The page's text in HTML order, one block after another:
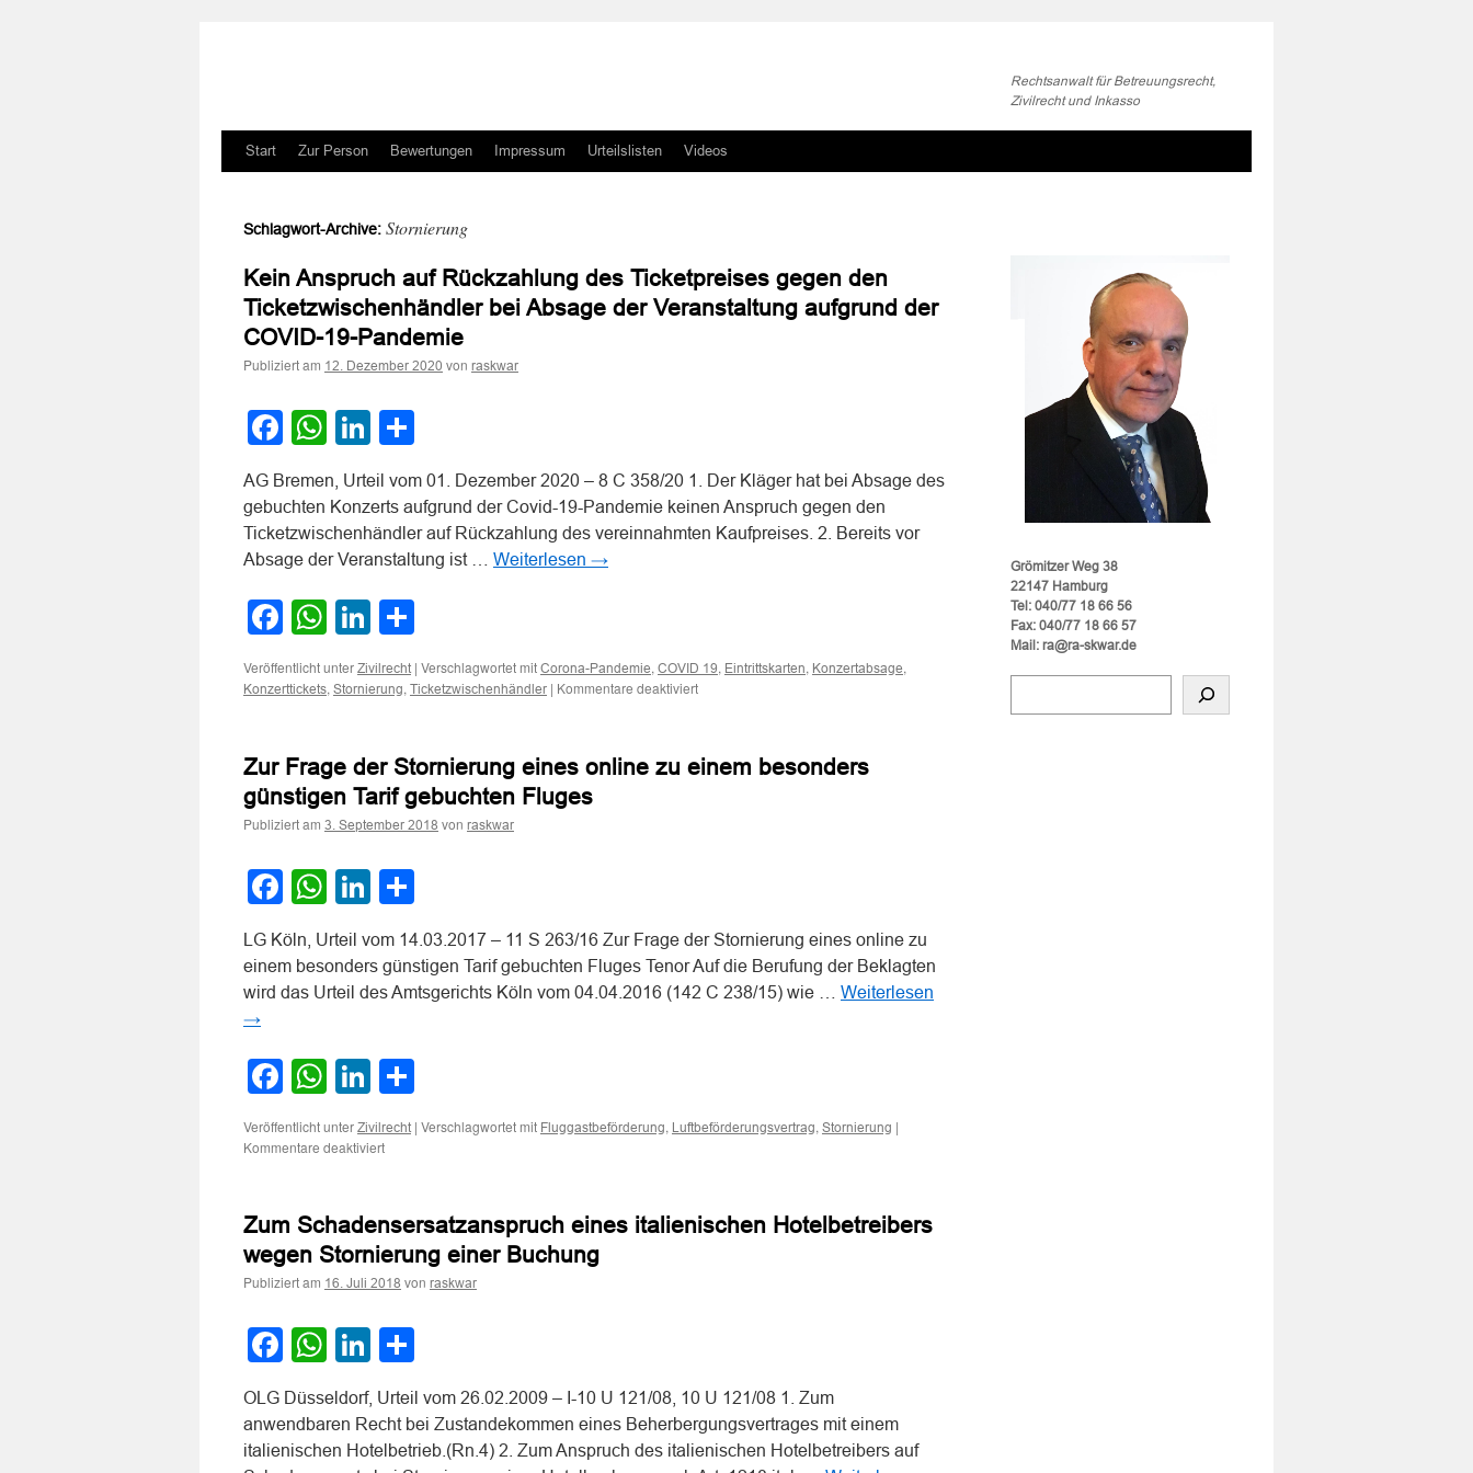
Rechtsanwalt für Betreuungsrecht,
Zivilrecht und Inkasso
Zum
springen
Start Zur Person Bewertungen Impressum Urteilslisten Videos
Schlagwort-Archive: Stornierung
Kein Anspruch auf Rückzahlung des Ticketpreises gegen den
Ticketzwischenhändler bei Absage der Veranstaltung aufgrund der
COVID-19-Pandemie
Publiziert am 12. Dezember 2020 von raskwar
Facebook
WhatsApp
LinkedIn
AG Bremen, Urteil vom 01. Dezember 2020 – 8 C 358/20 1. Der Kläger hat bei Absage des
gebuchten Konzerts aufgrund der Covid-19-Pandemie keinen Anspruch gegen den
Ticketzwischenhändler auf Rückzahlung des vereinnahmten Kaufpreises. 2. Bereits vor
Absage der Veranstaltung ist … Weiterlesen →
Facebook
WhatsApp
LinkedIn
Veröffentlicht unter Zivilrecht | Verschlagwortet mit Corona-Pandemie, COVID 19, Eintrittskarten, Konzertabsage,
Konzerttickets, Stornierung, Ticketzwischenhändler | Kommentare deaktiviertfür
Rückzahlung
Veranstaltung
aufgrund
der
COVID-
Zur Frage der Stornierung eines online zu einem besonders
günstigen Tarif gebuchten Fluges
Publiziert am 3. September 2018 von raskwar
Facebook
WhatsApp
LinkedIn
LG Köln, Urteil vom 14.03.2017 – 11 S 263/16 Zur Frage der Stornierung eines online zu
einem besonders günstigen Tarif gebuchten Fluges Tenor Auf die Berufung der Beklagten
wird das Urteil des Amtsgerichts Köln vom 04.04.2016 (142 C 238/15) wie … Weiterlesen
→
Facebook
WhatsApp
LinkedIn
Veröffentlicht unter Zivilrecht | Verschlagwortet mit Fluggastbeförderung, Luftbeförderungsvertrag, Stornierung |
Kommentare deaktiviertfür
Stornierung
online
zu
besonders
günstigen
Tarif
Fluges
Zum Schadensersatzanspruch eines italienischen Hotelbetreibers
wegen Stornierung einer Buchung
Publiziert am 16. Juli 2018 von raskwar
Facebook
WhatsApp
LinkedIn
OLG Düsseldorf, Urteil vom 26.02.2009 – I-10 U 121/08, 10 U 121/08 1. Zum
anwendbaren Recht bei Zustandekommen eines Beherbergungsvertrages mit einem
italienischen Hotelbetrieb.(Rn.4) 2. Zum Anspruch des italienischen Hotelbetreibers auf
Grömitzer Weg 38
22147 Hamburg
Tel: 040/77 18 66 56
Fax: 040/77 18 66 57
Mail: ra@ra-skwar.de